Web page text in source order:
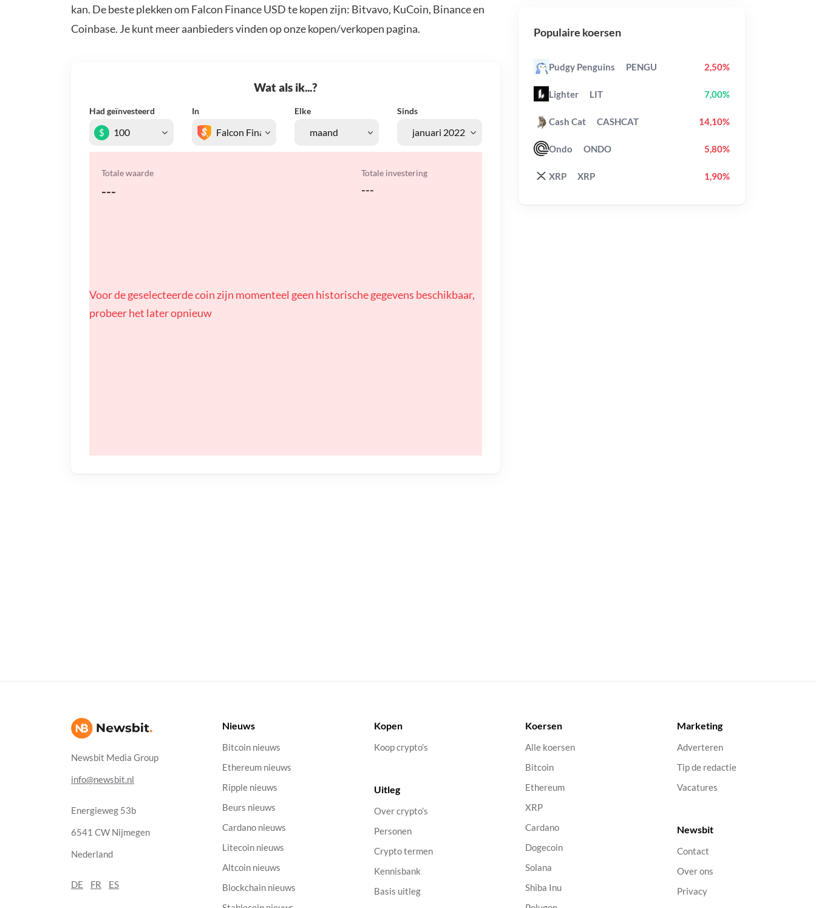
kan. De beste plekken om Falcon Finance USD te kopen zijn: Bitvavo, KuCoin, Binance en
Coinbase. Je kunt meer aanbieders vinden op onze kopen/verkopen pagina.
Wat als ik...?
Had geïnvesteerd In Elke Sinds
$
Totale waarde
---
Totale investering
---
Voor de geselecteerde coin zijn momenteel geen historische gegevens beschikbaar,
probeer het later opnieuw
Populaire koersen
Pudgy Penguins PENGU 2,50%
Lighter LIT 7,00%
Cash Cat CASHCAT 14,10%
Ondo ONDO 5,80%
XRP XRP 1,90%
Newsbit Media Group
info@newsbit.nl
Energieweg 53b
6541 CW Nijmegen
Nederland
DE FR ES
Nieuws
Bitcoin nieuws
Ethereum nieuws
Ripple nieuws
Beurs nieuws
Cardano nieuws
Litecoin nieuws
Altcoin nieuws
Blockchain nieuws
Kopen
Koop crypto’s
Uitleg
Over crypto’s
Personen
Crypto termen
Kennisbank
Basis uitleg
Koersen
Alle koersen
Bitcoin
Ethereum
XRP
Cardano
Dogecoin
Solana
Shiba Inu
Marketing
Adverteren
Tip de redactie
Vacatures
Newsbit
Contact
Over ons
Privacy